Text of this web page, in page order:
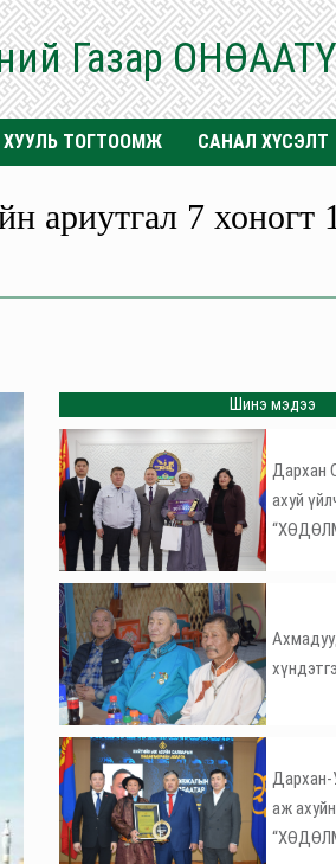
Газар
ХУУЛЬ ТОГТООМЖ САНАЛ ХҮСЭЛТ
ариутгал 7 хоногт
Шинэ мэдээ
Дархан
ахуй
Дархан-
аж